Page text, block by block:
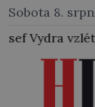
Sobota 8.
ze